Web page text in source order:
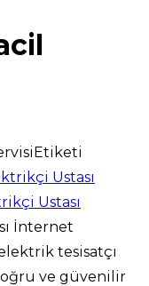
Ustası
İnternet
tesisatçı
ve güvenilir